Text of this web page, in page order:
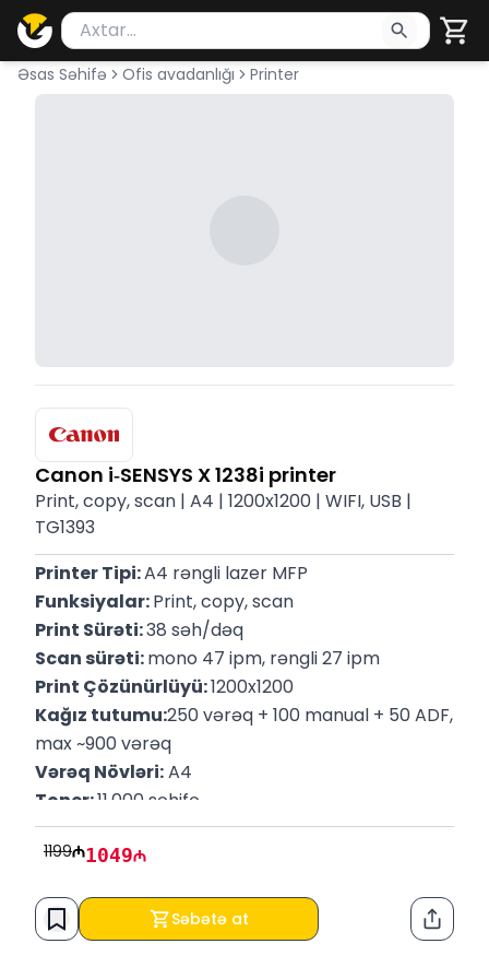
Məhsul axtar
Axtarış üçün ən azı 2 simvol yazın. Göndərmək
Əsas Səhifə Ofis avadanlığı Printer
Canon i‑SENSYS X 1238i printer
Print, copy, scan | A4 | 1200x1200 | WIFI, USB |
TG1393
Printer Tipi: A4 rəngli lazer MFP
Funksiyalar: Print, copy, scan
Print Sürəti: 38 səh/dəq
Scan sürəti: mono 47 ipm, rəngli 27 ipm
Print Çözünürlüyü: 1200x1200
Kağız tutumu:250 vərəq + 100 manual + 50 ADF,
max ~900 vərəq
Vərəq Növləri: A4
Toner: 11,000 səhifə
Qoşulma: Wi-Fi, Wireless Direc, USB
1199 1049
Səbətə at